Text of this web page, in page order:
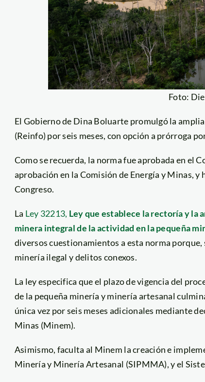
Foto:
El Gobierno de Dina Boluarte promulgó la
(Reinfo) por seis meses, con opción a prórroga
Como se recuerda, la norma fue aprobada en el
aprobación en la Comisión de Energía y Minas,
Congreso.
La Ley 32213, Ley que establece la rectoría y la
minera integral de la actividad en la pequeña
diversos cuestionamientos a esta norma
minería ilegal y delitos conexos.
La ley especifica que el plazo de vigencia del
de la pequeña minería y minería artesanal
única vez por seis meses adicionales mediante
Minas (Minem).
Asimismo, faculta al Minem la creación e
Minería y Minería Artesanal (SIPMMA), y el